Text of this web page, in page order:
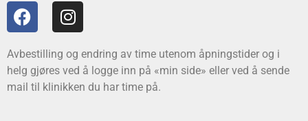
Avbestilling og endring av time utenom åpningstider og i
helg gjøres ved å logge inn på «min side» eller ved å sende
mail til klinikken du har time på.